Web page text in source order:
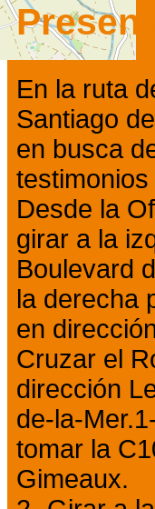
En la ruta
Santiago
en busca
testimonios
Desde la
girar a la
Boulevard
la derecha
en
Cruzar el
dirección
de-la-
tomar la
Gimeaux.